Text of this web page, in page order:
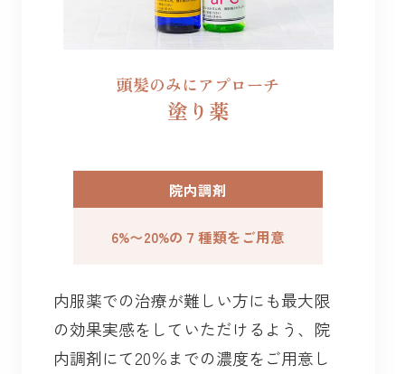
頭髪のみにアプローチ
塗り薬
院内調剤
6%〜20%の７種類をご用意
内服薬での治療が難しい方にも最大限
の効果実感をしていただけるよう、院
内調剤にて20％までの濃度をご用意し